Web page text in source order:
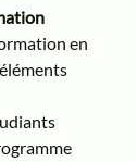
en